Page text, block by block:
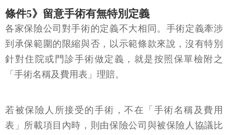
條件5》留意手術有無特別定義
各家保險公司對手術的定義不大相同。手術定義牽涉
到承保範圍的限縮與否，以示範條款來說，沒有特別
針對住院或門診手術做定義，就是按照保單檢附之
「手術名稱及費用表」理賠。
若被保險人所接受的手術，不在「手術名稱及費用
表」所載項目內時，則由保險公司與被保險人協議比